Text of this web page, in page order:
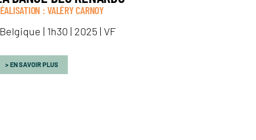
: VALÉRY CARNOY
| 1h30 | 2025 | VF
EN SAVOIR PLUS